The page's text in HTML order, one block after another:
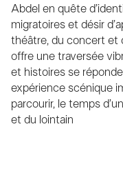
Abdel en quête
migratoires et désir
théâtre, du concert et
offre une traversée
et histoires se
expérience scénique
parcourir, le temps
et du lointain